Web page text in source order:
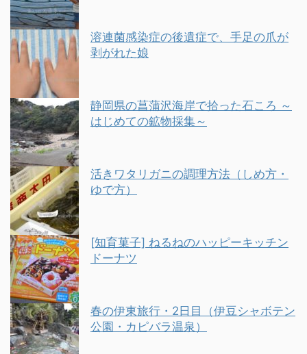
溶連菌感染症の後遺症で、手足の爪が
剥がれた娘
静岡県の菖蒲沢海岸で拾った石ころ ～
はじめての鉱物採集～
活きワタリガニの調理方法（しめ方・
ゆで方）
[知育菓子] ねるねのハッピーキッチン
ドーナツ
春の伊東旅行・2日目（伊豆シャボテン
公園・カピバラ温泉）